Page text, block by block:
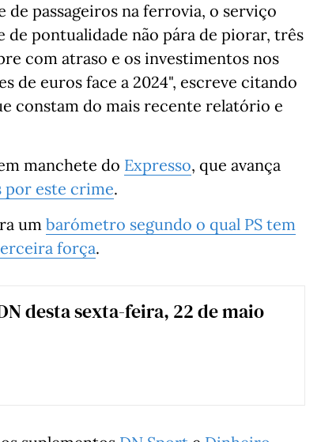
de passageiros na ferrovia, o serviço
de pontualidade não pára de piorar, três
com atraso e os investimentos nos
de euros face a 2024", escreve citando
constam do mais recente relatório e
manchete do Expresso, que avança
por este crime.
um barómetro segundo o qual PS tem
força.
desta sexta-feira, 22 de maio